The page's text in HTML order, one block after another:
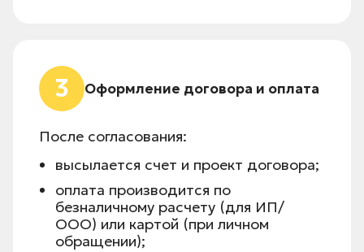
3 Оформление договора и оплата
После согласования:
высылается счет и проект договора;
оплата производится по
безналичному расчету (для ИП/
ООО) или картой (при личном
обращении);